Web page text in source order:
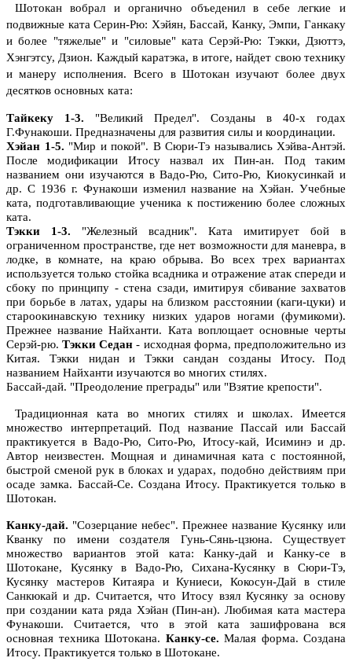
Шотокан вобрал и органично объеденил в себе легкие и
подвижные ката Серин-Рю: Хэйян, Бассай, Канку, Эмпи, Ганкаку
и более "тяжелые" и "силовые" ката Серэй-Рю: Тэкки, Дзюттэ,
Хэнгэтсу, Дзион. Каждый каратэка, в итоге, найдет свою технику
и манеру исполнения.
Всего в Шотокан изучают более двух
десятков основных ката:
Тайкеку 1-3. "Великий Предел". Созданы в 40-х годах
Г.Фунакоши. Предназначены для развития силы и координации.
Хэйан 1-5. "Мир и покой". В Сюри-Тэ назывались Хэйва-Антэй.
После модификации Итосу назвал их Пин-ан. Под таким
названием они изучаются в Вадо-Рю, Сито-Рю, Киокусинкай и
др. С 1936 г. Фунакоши изменил название на Хэйан. Учебные
ката, подготавливающие ученика к постижению более сложных
ката.
Тэкки 1-3. "Железный всадник". Ката имитирует бой в
ограниченном пространстве, где нет возможности для маневра, в
лодке, в комнате, на краю обрыва. Во всех трех вариантах
используется только стойка всадника и отражение атак спереди и
сбоку по принципу - стена сзади, имитируя сбивание захватов
при борьбе в латах, удары на близком расстоянии (каги-цуки) и
староокинавскую технику низких ударов ногами (фумикоми).
Прежнее название Найханти. Ката воплощает основные черты
Серэй-рю.Тэкки Седан - исходная форма, предположительно из
Китая. Тэкки нидан и Тэкки сандан созданы Итосу. Под
названием Найханти изучаются во многих стилях.
Бассай-дай. "Преодоление преграды" или "Взятие крепости".
Традиционная ката во многих стилях и школах. Имеется
множество интерпретаций. Под название Пассай или Бассай
практикуется в Вадо-Рю, Сито-Рю, Итосу-кай, Исиминэ и др.
Автор неизвестен. Мощная и динамичная ката с постоянной,
быстрой сменой рук в блоках и ударах, подобно действиям при
осаде замка. Бассай-Се. Создана Итосу. Практикуется только в
Шотокан.
Канку-дай. "Созерцание небес". Прежнее название Кусянку или
Кванку по имени создателя Гунь-Сянь-цзюна. Существует
множество вариантов этой ката: Канку-дай и Канку-се в
Шотокане, Кусянку в Вадо-Рю, Сихана-Кусянку в Сюри-Тэ,
Кусянку мастеров Китаяра и Куниеси, Кокосун-Дай в стиле
Санкюкай и др. Считается, что Итосу взял Кусянку за основу
при создании ката ряда Хэйан (Пин-ан). Любимая ката мастера
Фунакоши. Считается, что в этой ката зашифрована вся
основная техника Шотокана. Канку-се. Малая форма. Создана
Итосу. Практикуется только в Шотокане.